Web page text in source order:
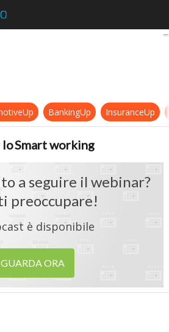
Il networking per lo Smart working
BankingUp InsuranceUp
Smart working
a seguire il webinar?
preoccupare!
è disponibile
GUARDA ORA